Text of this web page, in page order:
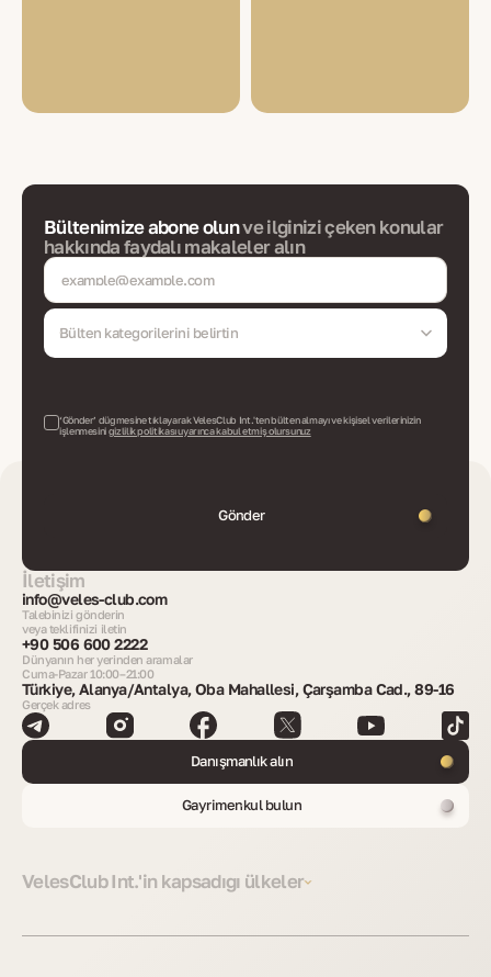
Bültenimize abone olunve ilginizi çeken konular
hakkında faydalı makaleler alın
Bülten kategorilerini belirtin
‘Gönder’ düğmesine tıklayarak VelesClub Int.'ten bülten almayı ve kişisel verilerinizin
işlenmesinigizlilik politikası uyarınca kabul etmiş olursunuz
Gönder
İletişim
info@veles-club.com
Talebinizi gönderin
veya teklifinizi iletin
+90 506 600 2222
Dünyanın her yerinden aramalar
Cuma-Pazar 10:00–21:00
Türkiye, Alanya/Antalya, Oba Mahallesi, Çarşamba Cad., 89-16
Gerçek adres
Danışmanlık alın
Gayrimenkul bulun
VelesClub Int.'in kapsadığı ülkeler